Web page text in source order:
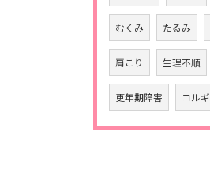
むくみ たるみ
肩こり 生理不順
更年期障害 コルギ